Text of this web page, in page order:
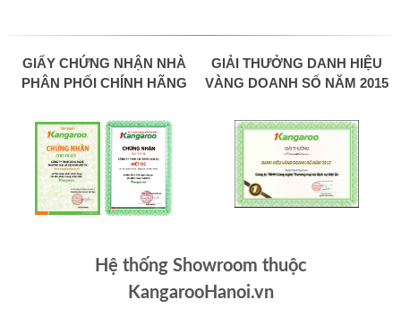
GIẤY CHỨNG NHẬN NHÀ
PHÂN PHỐI CHÍNH HÃNG
GIẢI THƯỞNG DANH HIỆU
VÀNG DOANH SỐ NĂM 2015
Hệ thống Showroom thuộc
KangarooHanoi.vn